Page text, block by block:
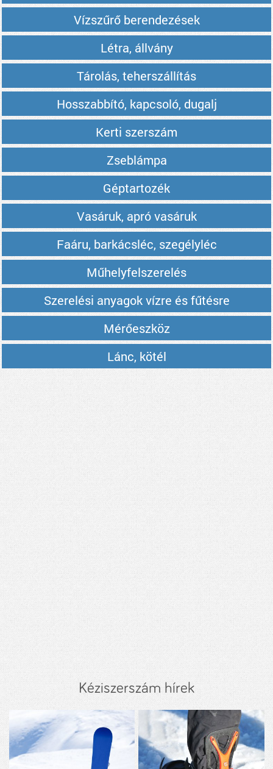
Vízszűrő berendezések
Létra, állvány
Tárolás, teherszállítás
Hosszabbító, kapcsoló, dugalj
Kerti szerszám
Zseblámpa
Géptartozék
Vasáruk, apró vasáruk
Faáru, barkácsléc, szegélyléc
Műhelyfelszerelés
Szerelési anyagok vízre és fűtésre
Mérőeszköz
Lánc, kötél
Kéziszerszám hírek